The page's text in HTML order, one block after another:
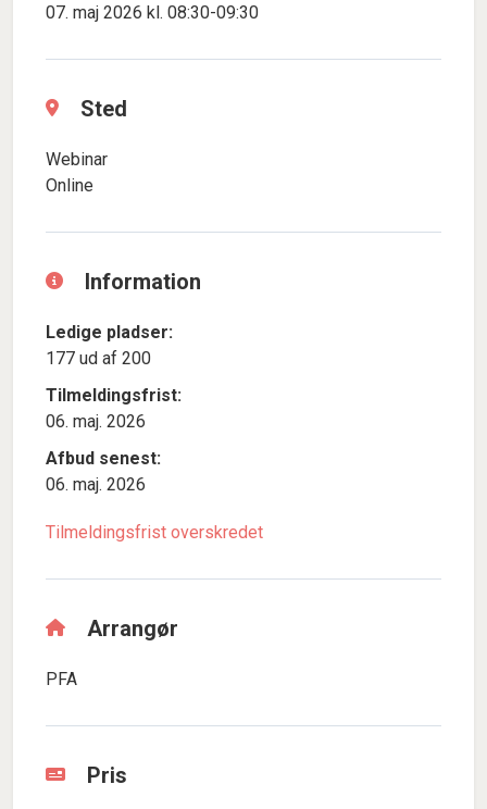
07. maj 2026 kl. 08:30-09:30
Sted
Webinar
Online
Information
Ledige pladser:
177 ud af 200
Tilmeldingsfrist:
06. maj. 2026
Afbud senest:
06. maj. 2026
Tilmeldingsfrist overskredet
Arrangør
PFA
Pris